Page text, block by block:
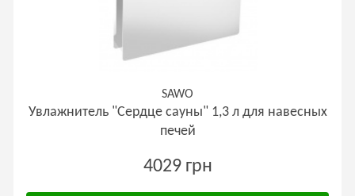
SAWO
Увлажнитель "Сердце сауны" 1,3 л для навесных
печей
4029 грн